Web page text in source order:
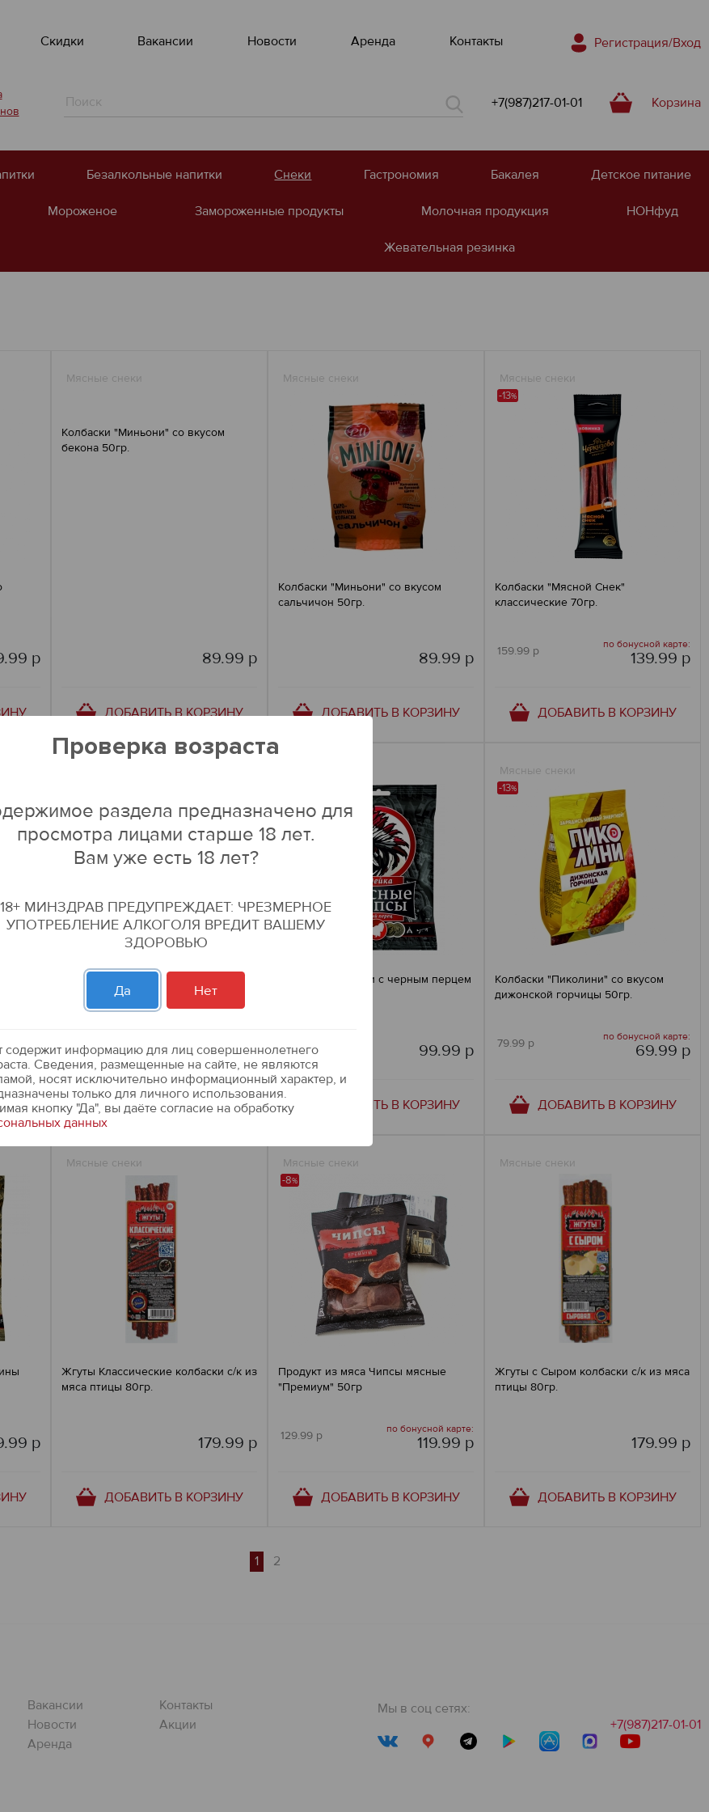
Скидки Вакансии Новости Аренда Контакты Регистрация/Вход
+7(987)217-01-01 Корзина
Безалкольные напитки Снеки Гастрономия Бакалея Детское питание
Мороженое Замороженные продукты Молочная продукция НОНфуд
Жевательная резинка
р
Мясные снеки
Колбаски "Миньони" со вкусом
бекона 50гр.
89.99 р
ДОБАВИТЬ В КОРЗИНУ
Мясные снеки
Колбаски "Миньони" со вкусом
сальчичон 50гр.
89.99 р
ДОБАВИТЬ В КОРЗИНУ
Мясные снеки
-13%
Колбаски "Мясной Снек"
классические 70гр.
159.99 р по бонусной карте:
139.99 р
ДОБАВИТЬ В КОРЗИНУ
карте:
р
Колбаски "Пиколини" со вкусом
хамона 50гр.
79.99 р 69.99 р
ДОБАВИТЬ В КОРЗИНУ
Чипсы из индейки с черным перцем
99.99 р
ДОБАВИТЬ В КОРЗИНУ
Мясные снеки
-13%
Колбаски "Пиколини" со вкусом
дижонской горчицы 50гр.
79.99 р по бонусной карте:
69.99 р
ДОБАВИТЬ В КОРЗИНУ
р
Мясные снеки
Жгуты Классические колбаски с/к из
мяса птицы 80гр.
179.99 р
ДОБАВИТЬ В КОРЗИНУ
Мясные снеки
-8%
Продукт из мяса Чипсы мясные
"Премиум" 50гр
129.99 р по бонусной карте:
119.99 р
ДОБАВИТЬ В КОРЗИНУ
Мясные снеки
Жгуты с Сыром колбаски с/к из мяса
птицы 80гр.
179.99 р
ДОБАВИТЬ В КОРЗИНУ
1 2
Вакансии
Новости
Аренда
Контакты
Акции
Мы в соц сетях:
+7(987)217-01-01
Проверка возраста
раздела предназначено для
просмотра лицами старше 18 лет.
Вам уже есть 18 лет?
18+ МИНЗДРАВ ПРЕДУПРЕЖДАЕТ: ЧРЕЗМЕРНОЕ
УПОТРЕБЛЕНИЕ АЛКОГОЛЯ ВРЕДИТ ВАШЕМУ
ЗДОРОВЬЮ
Да Нет
содержит информацию для лиц совершеннолетнего
Сведения, размещенные на сайте, не являются
носят исключительно информационный характер, и
только для личного использования.
кнопку "Да", вы даёте cогласие на обработку
данных